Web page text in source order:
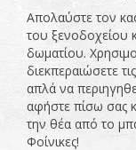
Απολαύστε τον
του ξενοδοχείου
δωματίου.
διεκπεραιώσετε
απλά να
αφήστε πίσω σας
την θέα από το
Φοίνικες!